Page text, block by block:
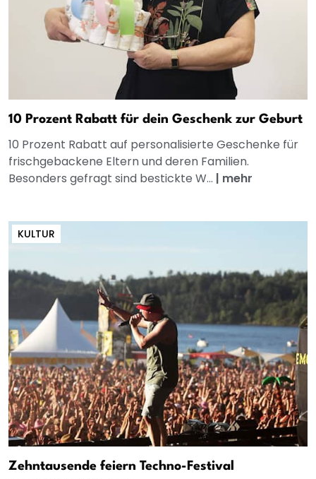
10 Prozent Rabatt für dein Geschenk zur Geburt
10 Prozent Rabatt auf personalisierte Geschenke für
frischgebackene Eltern und deren Familien.
Besonders gefragt sind bestickte W... | mehr
KULTUR
Zehntausende feiern Techno-Festival